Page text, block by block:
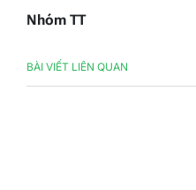
Nhóm TT
BÀI VIẾT LIÊN QUAN